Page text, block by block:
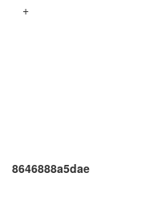
+
8646888a5dae